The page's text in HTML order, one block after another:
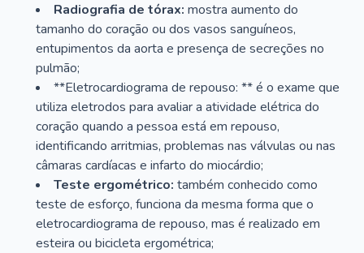
Radiografia de tórax: mostra aumento do
tamanho do coração ou dos vasos sanguíneos,
entupimentos da aorta e presença de secreções no
pulmão;
**Eletrocardiograma de repouso: ** é o exame que
utiliza eletrodos para avaliar a atividade elétrica do
coração quando a pessoa está em repouso,
identificando arritmias, problemas nas válvulas ou nas
câmaras cardíacas e infarto do miocárdio;
Teste ergométrico: também conhecido como
teste de esforço, funciona da mesma forma que o
eletrocardiograma de repouso, mas é realizado em
esteira ou bicicleta ergométrica;